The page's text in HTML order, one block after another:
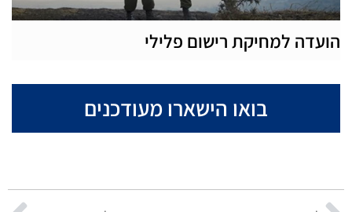
הועדה למחיקת רישום פלילי
בואו הישארו מעודכנים